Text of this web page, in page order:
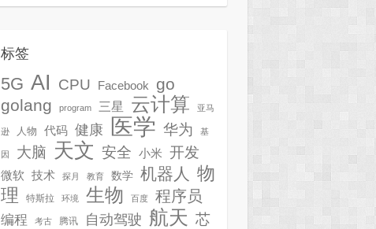
标签
5G AI CPU Facebook
go
golang
program 三星 云计算 亚马
逊 人物 代码 健康 医学 华为 基
因 大脑 天文 安全 小米 开发
微软 技术 探月 教育 数学 机器人 物
理
特斯拉 环境 生物 百度 程序员
编程 考古 腾讯 自动驾驶 航天 芯